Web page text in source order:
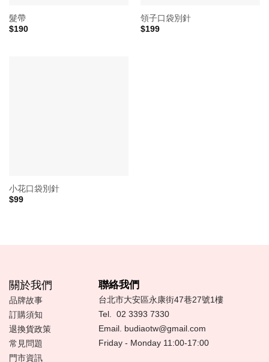
髮帶
$190
領子口袋別針
$199
小花口袋別針
$99
關於我們
品牌故事
訂購須知
退換貨政策
常見問題
門市資訊
聯絡我們
台北市大安區永康街47巷27號1樓
Tel.
02 3393 7330
Email.
budiaotw@gmail.com
Friday - Monday 11:00-17:00